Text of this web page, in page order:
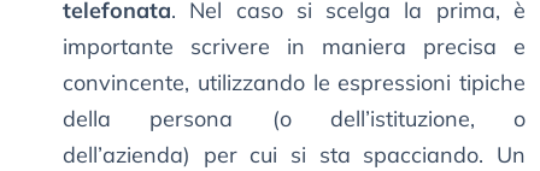
telefonata. Nel caso si scelga la prima, è
importante scrivere in maniera precisa e
convincente, utilizzando le espressioni tipiche
della persona (o dell’istituzione, o
dell’azienda) per cui si sta spacciando. Un